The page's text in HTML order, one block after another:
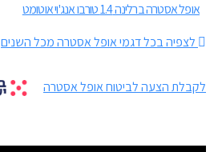
אופל אסטרה ברלינה 1.4 טורבו אנג'וי אוטומט
לצפיה בכל דגמי אופל אסטרה מכל השנים
לקבלת הצעה לביטוח אופל אסטרה